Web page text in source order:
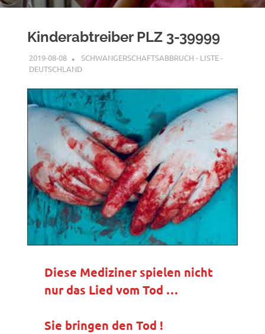
Kinderabtreiber PLZ 3-39999
2019-08-08 G A
SCHWANGERSCHAFTSABBRUCH - LISTE -
DEUTSCHLAND
Diese Mediziner spielen nicht
nur das Lied vom Tod …
Sie bringen den Tod !